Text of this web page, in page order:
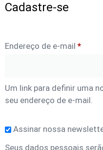
Cadastre-se
Endereço de e-mail *
Um link para definir uma
seu endereço de e-mail.
Assinar nossa
Seus dados pessoais